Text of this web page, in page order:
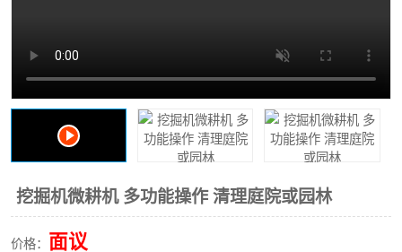
挖掘机微耕机 多功能操作 清理庭院或园林
价格： 面议
打桩机
枕木机 滑移装载机
清扫器 割草机
挖树机 拓荒机
滚筒筛